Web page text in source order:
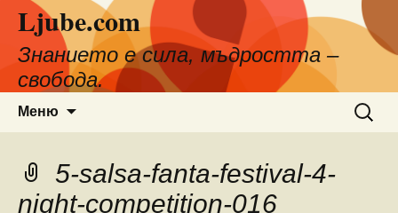
съдържанието
Ljube.com
Знанието е сила, мъдростта –
свобода.
Меню
за:
5-salsa-fanta-festival-4-
night-competition-016